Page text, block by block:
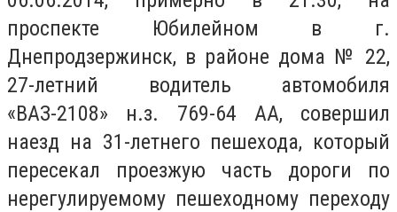
проспекте Юбилейном в г.
Днепродзержинск, в районе дома № 22,
27-летний водитель автомобиля
«ВАЗ-2108» н.з. 769-64 АА, совершил
наезд на 31-летнего пешехода, который
пересекал проезжую часть дороги по
нерегулируемому пешеходному переходу